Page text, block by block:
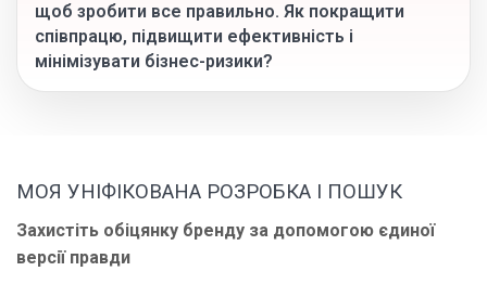
щоб зробити все правильно. Як покращити
співпрацю, підвищити ефективність і
мінімізувати бізнес-ризики?
МОЯ УНІФІКОВАНА РОЗРОБКА І ПОШУК
Захистіть обіцянку бренду за допомогою єдиної
версії правди